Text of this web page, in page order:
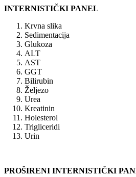
INTERNISTIČKI PANEL
Krvna slika
Sedimentacija
Glukoza
ALT
AST
GGT
Bilirubin
Željezo
Urea
Kreatinin
Holesterol
Trigliceridi
Urin
PROŠIRENI